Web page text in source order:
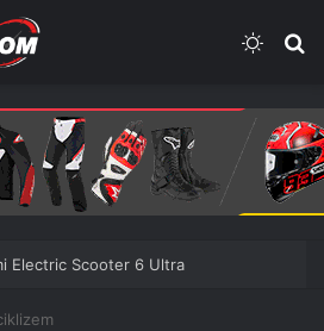
Electric Scooter 6 Ultra